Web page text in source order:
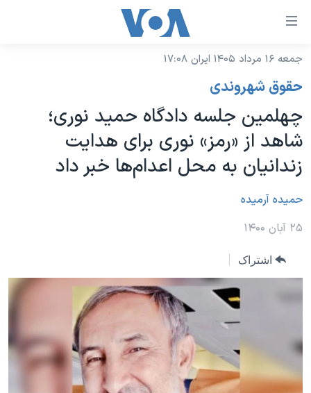
لینکهای
دسترسی
جهش
محتوای
اصلی
جهش
به
صفحه
جهش
نسخه سبک وب‌سایت
موضوع ها
ایران
آمریکا
جهان
ورزشی
فرهنگ و زندگی
حقوق شهروندی
برنامه های تلویزیونی
جدول برنامه ها
صفحه‌های ویژه
جام جهانی ۲۰۲۶
بایگانی برنامه‌های تلویزیونی
انتخابات ریاست جمهوری آمریکا ۲۰۲۴
حمله جمهوری اسلامی به اسرائیل
فرکانس‌های صدای آمریکا
پخش رادیویی
یادگیری زبان انگلیسی
جمعه ۱۶ مرداد ۱۴۰۵ ایران ۱۷:۰۸
حقوق شهروندی
چهلمین جلسه دادگاه حمید نوری؛
شاهد از «رمز» نوری برای هدایت
زندانیان به محل اعدام‌ها خبر داد
حمیده آرمیده
۲۵ آبان ۱۴۰۰
اشتراک